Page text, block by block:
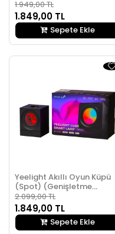
1.949,00 TL
1.849,00 TL
Sepete Ekle
Yeelight Akıllı Oyun Küpü
(Spot) (Genişletme
Paketi)
2.099,00 TL
1.849,00 TL
Sepete Ekle